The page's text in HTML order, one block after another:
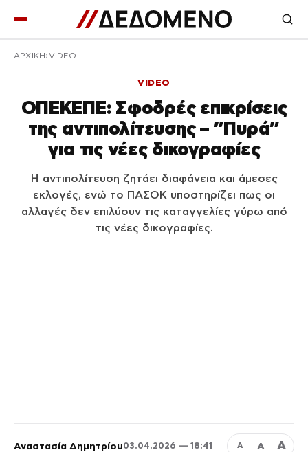
ΑΡΧΙΚΉ VIDEO
VIDEO
ΟΠΕΚΕΠΕ: Σφοδρές επικρίσεις
της αντιπολίτευσης – ”Πυρά”
για τις νέες δικογραφίες
Η αντιπολίτευση ζητάει διαφάνεια και άμεσες
εκλογές, ενώ το ΠΑΣΟΚ υποστηρίζει πως οι
αλλαγές δεν επιλύουν τις καταγγελίες γύρω από
τις νέες δικογραφίες.
Αναστασία Δημητρίου03.04.2026 — 18:41 Α Α Α